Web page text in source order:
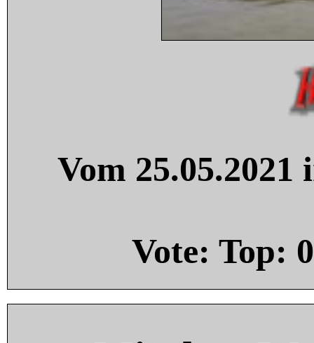
Vom
Vote: Top: 0